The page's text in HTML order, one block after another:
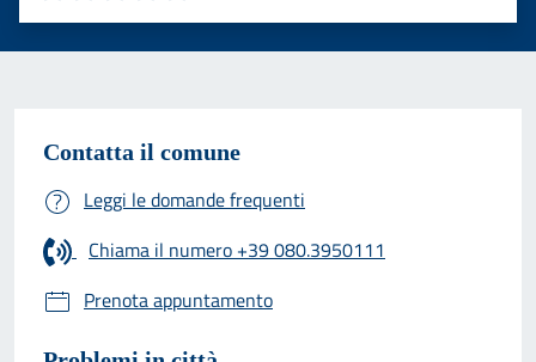
Valuta 5 stelle su 5
Valuta 4 stelle su 5
Valuta 3 stelle su 5
Valuta 2 stelle su 5
Valuta 1 stelle su 5
Contatta il comune
Leggi le domande frequenti
Chiama il numero +39 080.3950111
Prenota appuntamento